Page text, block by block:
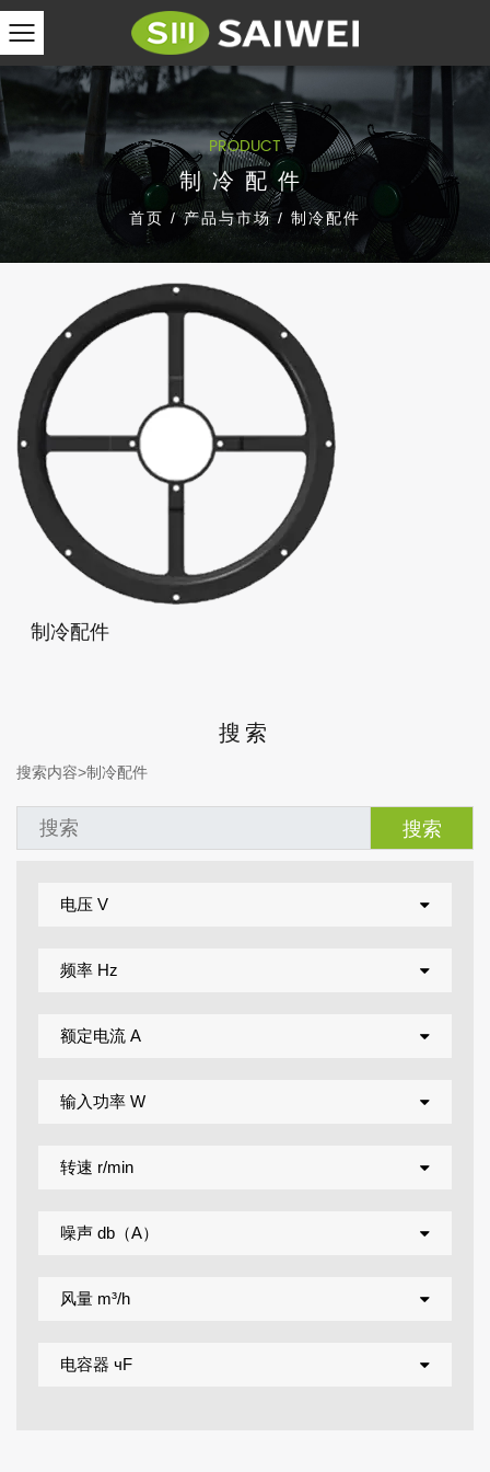
PRODUCT
制冷配件
首页 /产品与市场/ 制冷配件
制冷配件
搜索
搜索内容>制冷配件
电压 V
频率 Hz
额定电流 A
输入功率 W
转速 r/min
噪声 db（A）
风量 m³/h
电容器 чF